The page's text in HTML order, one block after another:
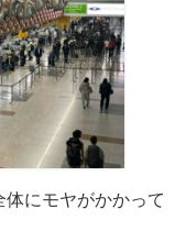
にモヤがかかって